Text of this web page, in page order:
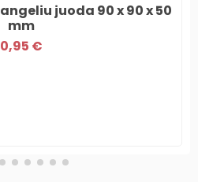
juoda 90 x 90 x 50
mm
0,95 €